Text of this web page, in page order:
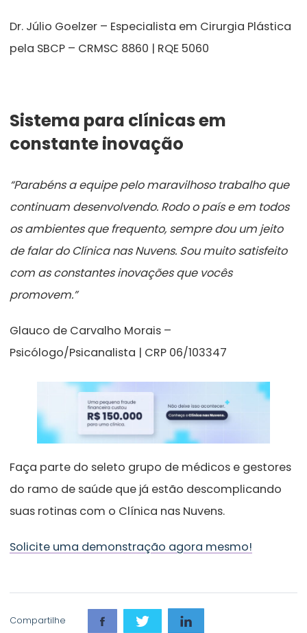
Dr. Júlio Goelzer – Especialista em Cirurgia Plástica
pela SBCP – CRMSC 8860 | RQE 5060
Sistema para clínicas em
constante inovação
“Parabéns a equipe pelo maravilhoso trabalho que
continuam desenvolvendo. Rodo o país e em todos
os ambientes que frequento, sempre dou um jeito
de falar do Clínica nas Nuvens. Sou muito satisfeito
com as constantes inovações que vocês
promovem.”
Glauco de Carvalho Morais –
Psicólogo/Psicanalista | CRP 06/103347
Faça parte do seleto grupo de médicos e gestores
do ramo de saúde que já estão descomplicando
suas rotinas com o Clínica nas Nuvens.
Solicite uma demonstração agora mesmo!
Compartilhe